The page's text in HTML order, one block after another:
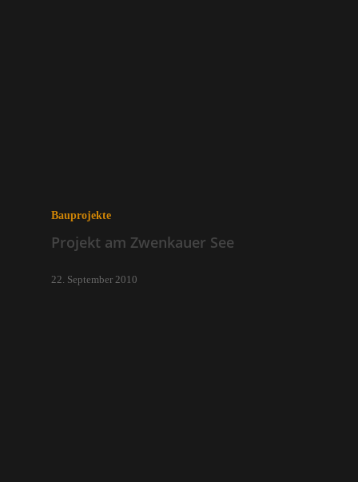
Bauprojekte
Projekt am Zwenkauer See
22. September 2010